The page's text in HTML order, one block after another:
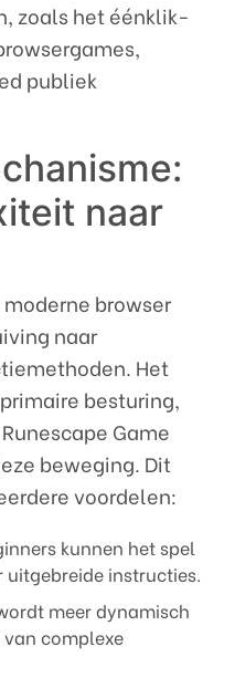
zoals het éénklik-
publiek
naar
browser
naar
Het
besturing,
Game
beweging. Dit
voordelen:
kunnen het spel
uitgebreide instructies.
meer dynamisch
complexe